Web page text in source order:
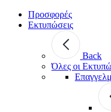
Προσφορές
Εκτυπώσεις
Back
Όλες οι